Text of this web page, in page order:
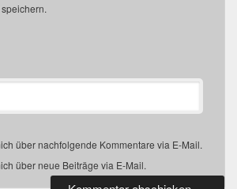
über nachfolgende Kommentare via E-Mail.
über neue Beiträge via E-Mail.